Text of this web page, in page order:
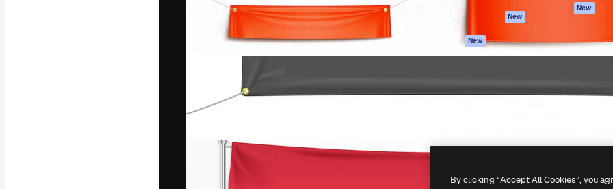
MCP para
New
Agentes New
API
New
Central de
confiabilidade
Empresas
Copyright © 2010-2026Freepik Company S.L.U. Todos os direitos reservados.
By clicking “Accept All Cookies”, you